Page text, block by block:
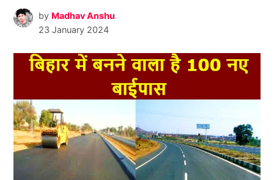
by Madhav Anshu
23 January 2024